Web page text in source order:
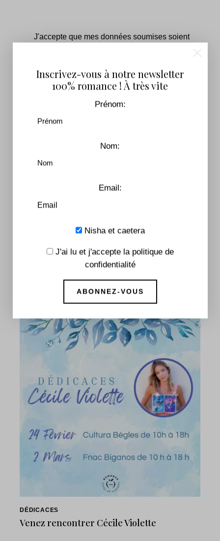
J'accepte que mes données soumises soient
Inscrivez-vous pour recevoir notre lettre
d'information !
Soline L. Schmitt sera présente à la Fnac
Forum des Halles le 10 avril
DÉDICACES
Venez rencontrer Cécile Violette
Inscrivez-vous à notre newsletter
100% romance ! À très vite
Prénom:
Nom:
Email:
Nisha et caetera
J'ai lu et j'accepte la politique de
confidentialité